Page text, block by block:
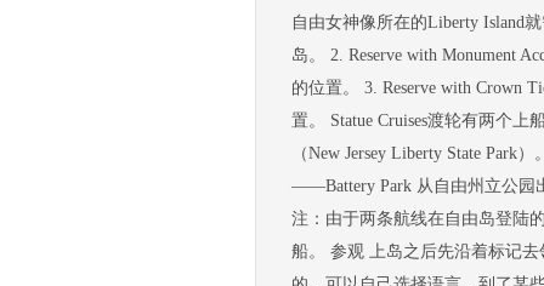
自由女神像所在的Liberty Island
岛。 2. Reserve with Monument
的位置。 3. Reserve with Crown
置。 Statue Cruises渡轮有两个
（New Jersey Liberty State
——Battery Park 从自由州立公
注：由于两条航线在自由岛登陆
船。 参观 上岛之后先沿着标记